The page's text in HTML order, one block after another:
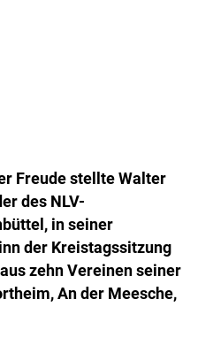
Freude stellte Walter
des NLV-
in seiner
der Kreistagssitzung
zehn Vereinen seiner
An der Meesche,